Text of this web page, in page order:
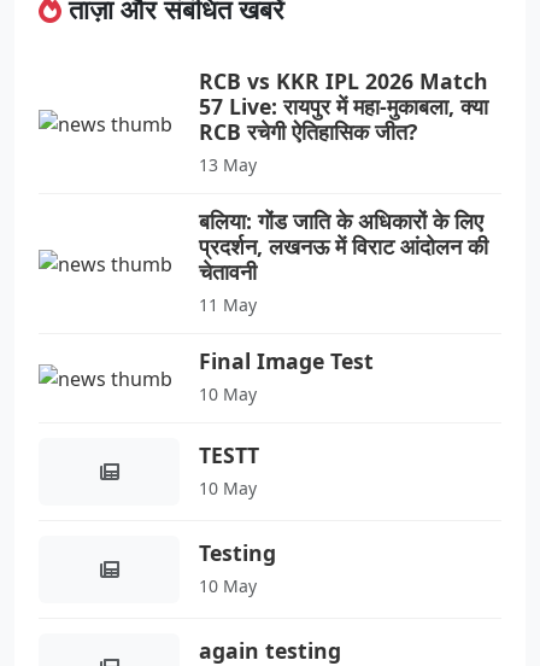
ताज़ा और संबंधित खबरें
RCB vs KKR IPL 2026 Match
57 Live: रायपुर में महा-मुकाबला, क्या
RCB रचेगी ऐतिहासिक जीत?
13 May
बलिया: गोंड जाति के अधिकारों के लिए
प्रदर्शन, लखनऊ में विराट आंदोलन की
चेतावनी
11 May
Final Image Test
10 May
TESTT
10 May
Testing
10 May
again testing